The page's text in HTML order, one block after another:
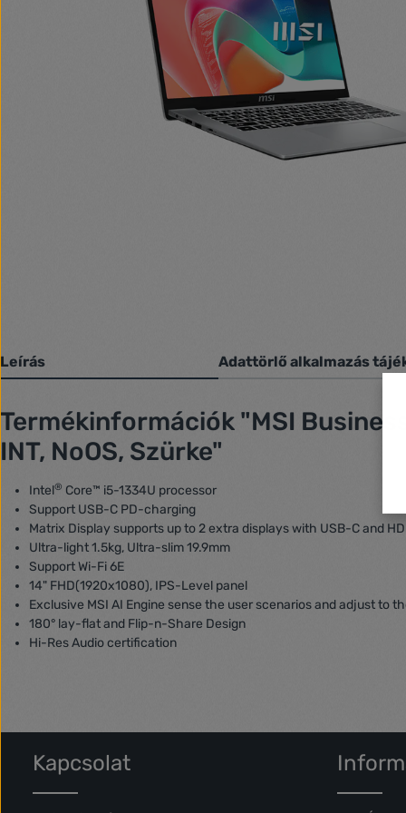
Leírás Adattörlő alkalmazás
Termékinformációk "MSI
INT, NoOS, Szürke"
Intel® Core™ i5-1334U processor
Support USB-C PD-charging
Matrix Display supports up to 2 extra displays with USB-C and
Ultra-light 1.5kg, Ultra-slim 19.9mm
Support Wi-Fi 6E
14" FHD(1920x1080), IPS-Level panel
Exclusive MSI AI Engine sense the user scenarios and adjust to
180° lay-flat and Flip-n-Share Design
Hi-Res Audio certification
Kapcsolat